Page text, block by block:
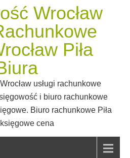
Wrocław
Piła
usługi rachunkowe
i biuro rachunkowe
Biuro rachunkowe Piła
cena